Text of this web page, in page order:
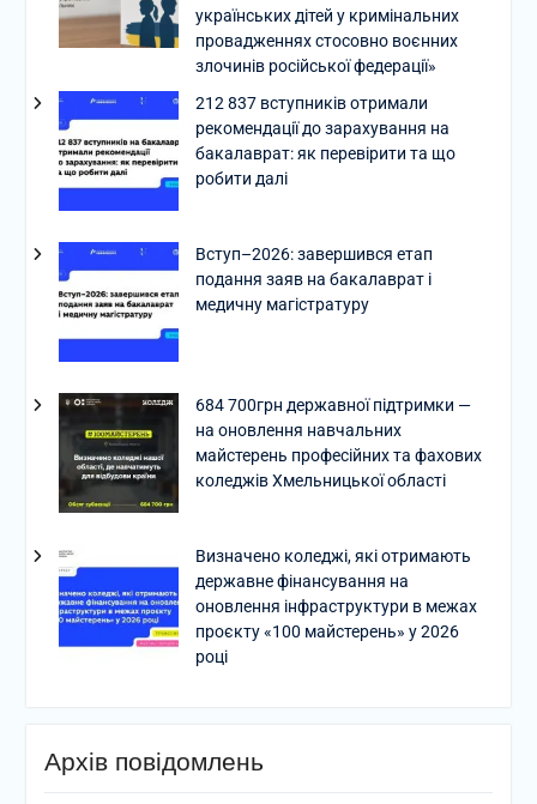
українських дітей у кримінальних
провадженнях стосовно воєнних
злочинів російської федерації»
212 837 вступників отримали
рекомендації до зарахування на
бакалаврат: як перевірити та що
робити далі
Вступ–2026: завершився етап
подання заяв на бакалаврат і
медичну магістратуру
684 700грн державної підтримки —
на оновлення навчальних
майстерень професійних та фахових
коледжів Хмельницької області
Визначено коледжі, які отримають
державне фінансування на
оновлення інфраструктури в межах
проєкту «100 майстерень» у 2026
році
Архів повідомлень